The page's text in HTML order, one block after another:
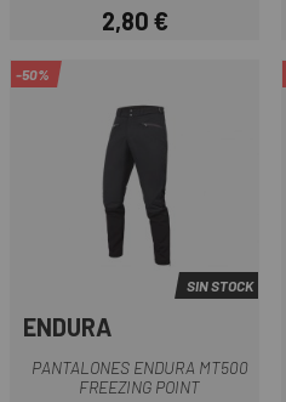
Precio
2,80 €
-50%
SIN STOCK
ENDURA
PANTALONES ENDURA MT500
FREEZING POINT